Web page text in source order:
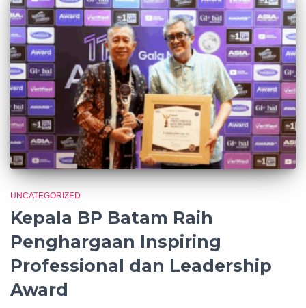
UNCATEGORIZED
Kepala BP Batam Raih
Penghargaan Inspiring
Professional dan Leadership
Award